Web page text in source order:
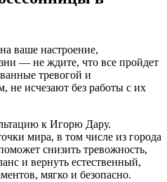
ваше настроение,
— не ждите, что все пройдет
тревогой и
исчезают без работы с их
к Игорю Дару.
мира, в том числе из города
снизить тревожность,
и вернуть естественный,
мягко и безопасно.